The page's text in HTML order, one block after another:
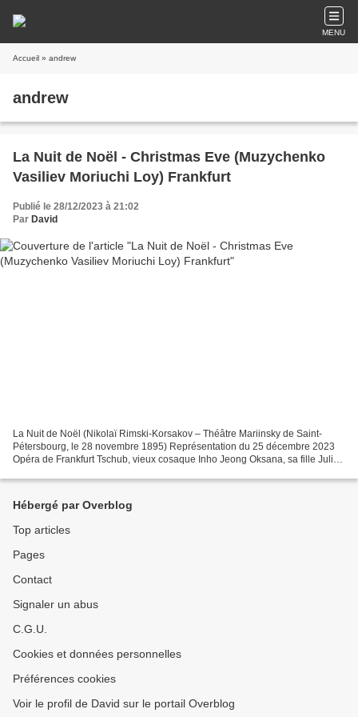
MENU
Accueil » andrew
andrew
La Nuit de Noël - Christmas Eve (Muzychenko
Vasiliev Moriuchi Loy) Frankfurt
Publié le 28/12/2023 à 21:02
Par David
La Nuit de Noël (Nikolaï Rimski-Korsakov – Théâtre Mariinsky de Saint-
Pétersbourg, le 28 novembre 1895) Représentation du 25 décembre 2023
Opéra de Frankfurt Tschub, vieux cosaque Inho Jeong Oksana, sa fille Julia
Hébergé par Overblog
Top articles
Pages
Contact
Signaler un abus
C.G.U.
Cookies et données personnelles
Préférences cookies
Voir le profil de David sur le portail Overblog